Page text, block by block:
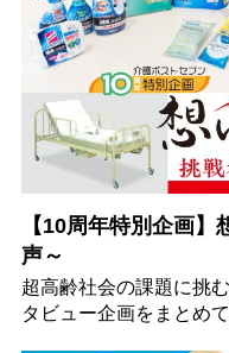
【10周年特別企画
声～
超高齢社会の課題に挑
タビュー企画をまとめ